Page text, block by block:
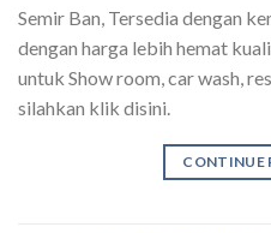
Semir Ban, Tersedia dengan
dengan harga lebih hemat
untuk Show room, car wash,
silahkan klik disini.
CONTINUE